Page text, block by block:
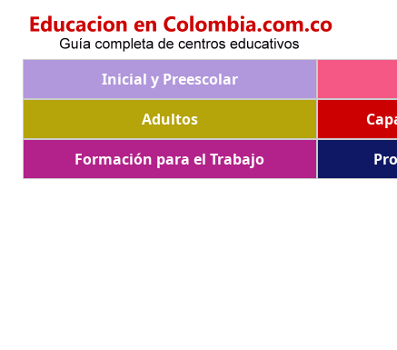
Inicial y Preescolar
Adultos
Formación para el Trabajo